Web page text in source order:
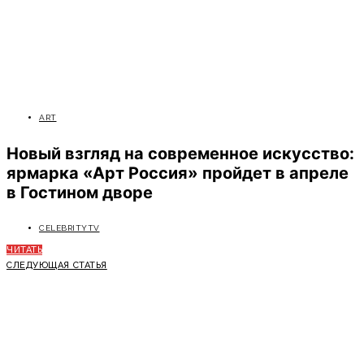
ART
Новый взгляд на современное искусство:
ярмарка «Арт Россия» пройдет в апреле
в Гостином дворе
CELEBRITYTV
ЧИТАТЬ
СЛЕДУЮЩАЯ СТАТЬЯ